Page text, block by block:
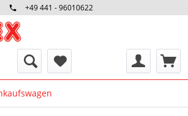
+49 441 - 96010622